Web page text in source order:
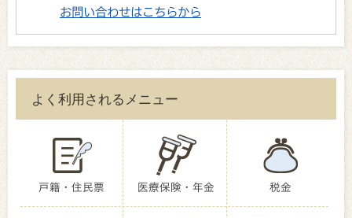
お問い合わせはこちらから
よく利用されるメニュー
戸籍・住民票 医療保険・年金 税金